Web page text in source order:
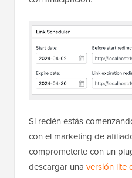
Si recién estás
con el marketing de
comprometerte con un
descargar una versión lite